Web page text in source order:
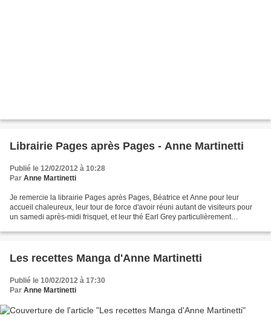
Librairie Pages après Pages - Anne Martinetti
Publié le 12/02/2012 à 10:28
Par Anne Martinetti
Je remercie la librairie Pages après Pages, Béatrice et Anne pour leur
accueil chaleureux, leur tour de force d'avoir réuni autant de visiteurs pour
un samedi après-midi frisquet, et leur thé Earl Grey particulièrement
Les recettes Manga d'Anne Martinetti
Publié le 10/02/2012 à 17:30
Par Anne Martinetti